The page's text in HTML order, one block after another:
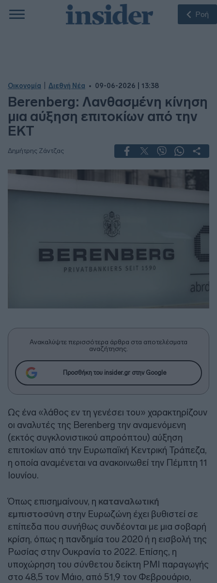
Ροή
Οικονομία Διεθνή Νέα 09-06-2026 | 13:38
Berenberg: Λανθασμένη κίνηση
μια αύξηση επιτοκίων από την
ΕΚΤ
Δημήτρης Ζάντζας
Ανακαλύψτε περισσότερα άρθρα στα αποτελέσματα
αναζήτησης.
Προσθήκη του insider.gr στην Google
Ως ένα «λάθος εν τη γενέσει του» χαρακτηρίζουν
οι αναλυτές της Berenberg την αναμενόμενη
(εκτός συγκλονιστικού απροόπτου) αύξηση
επιτοκίων από την Ευρωπαϊκή Κεντρική Τράπεζα,
η οποία αναμένεται να ανακοινωθεί την Πέμπτη 11
Ιουνίου.
Όπως επισημαίνουν, η καταναλωτική
εμπιστοσύνη στην Ευρωζώνη έχει βυθιστεί σε
επίπεδα που συνήθως συνδέονται με μια σοβαρή
κρίση, όπως η πανδημία του 2020 ή η εισβολή της
Ρωσίας στην Ουκρανία το 2022. Επίσης, η
υποχώρηση του σύνθετου δείκτη PMI παραγωγής
στο 48,5 τον Μάιο, από 51,9 τον Φεβρουάριο,